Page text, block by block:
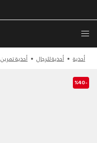
أحذية أحذية للرجال أحذية تمرين
-%40